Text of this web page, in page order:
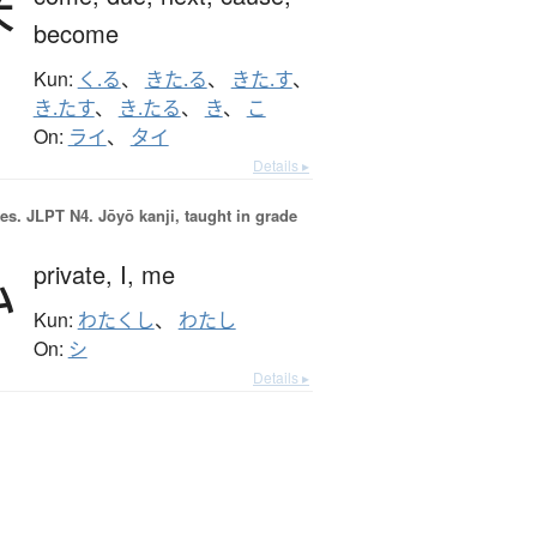
become
Kun: く.る、 きた.る、 きた.す、
き.たす、 き.たる、 き、 こ
On: ライ、 タイ
Details ▸
JLPT N4. Jōyō kanji, taught in grade
private, I, me
Kun: わたくし、 わたし
On: シ
Details ▸